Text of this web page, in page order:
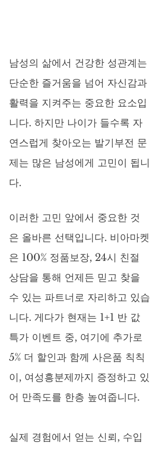
남성의 삶에서 건강한 성관계는
단순한 즐거움을 넘어 자신감과
활력을 지켜주는 중요한 요소입
니다. 하지만 나이가 들수록 자
연스럽게 찾아오는 발기부전 문
제는 많은 남성에게 고민이 됩니
다.
이러한 고민 앞에서 중요한 것
은 올바른 선택입니다. 비아마켓
은 100% 정품보장, 24시 친절
상담을 통해 언제든 믿고 찾을
수 있는 파트너로 자리하고 있습
니다. 게다가 현재는 1+1 반 값
특가 이벤트 중, 여기에 추가로
5% 더 할인과 함께 사은품 칙칙
이, 여성흥분제까지 증정하고 있
어 만족도를 한층 높여줍니다.
실제 경험에서 얻는 신뢰, 수입